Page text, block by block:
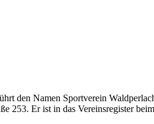
den Namen Sportverein
253. Er ist in das Vereinsregister